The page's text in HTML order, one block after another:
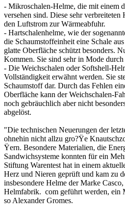
- Mikroschalen-Helme, die mit einem
versehen sind. Diese sehr
den Luftstrom zur Wärmeabfuhr.
- Hartschalenhelme, wie der
die Schaumstoffeinheit eine Schale
glatte Oberfläche schützt besonders.
Kommen. Sie sind sehr in Mode
- Die Weichschalen oder Softshell-
Vollständigkeit erwähnt werden. Sie
Schaumstoff dar. Durch das Fehlen
Oberfläche kann der Weichschalen-
noch gebräuchlich aber nicht
abgelöst.
"Die technischen Neuerungen der
ohnehin nicht allzu gro?Ÿe
Ÿern. Besondere Materialien, die
Sandwichsysteme konnten für ein
Stiftung Warentest hat in einem
Herz und Nieren geprüft und kam zu
insbesondere Helme der Marke
Helmfabrik. com geführt werden, ein
so Alexander Gromes.